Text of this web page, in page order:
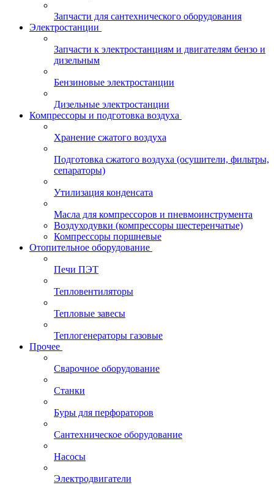
Запчасти для сантехнического оборудования
Электростанции
Запчасти к электростанциям и двигателям бензо и
дизельным
Бензиновые электростанции
Дизельные электростанции
Компрессоры и подготовка воздуха
Хранение сжатого воздуха
Подготовка сжатого воздуха (осушители, фильтры,
сепараторы)
Утилизация конденсата
Масла для компрессоров и пневмоинструмента
Воздуходувки (компрессоры шестеренчатые)
Компрессоры поршневые
Отопительное оборудование
Печи ПЭТ
Тепловентиляторы
Тепловые завесы
Теплогенераторы газовые
Прочее
Сварочное оборудование
Станки
Буры для перфораторов
Сантехническое оборудование
Насосы
Электродвигатели